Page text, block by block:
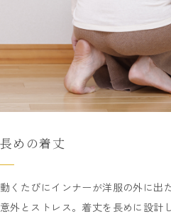
長めの着丈
動くたびにインナーが洋服の外に出
意外とストレス。着丈を長めに設計